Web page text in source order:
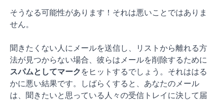
そうなる可能性があります！それは悪いことではありま
せん。
聞きたくない人にメールを送信し、リストから離れる方
法が見つからない場合、彼らはメールを削除するために
スパムとしてマーク をヒットするでしょう。それははる
かに悪い結果です。しばらくすると、あなたのメール
は、聞きたいと思っている人々の受信トレイに決して届